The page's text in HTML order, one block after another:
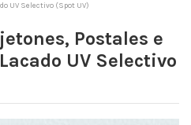
UV Selectivo (Spot UV)
Postales e
UV Selectivo